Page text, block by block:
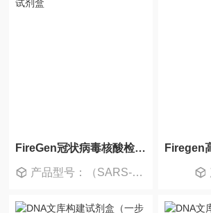
FireGen冠状病毒核酸检测试剂盒
产品型号：（SARS-CoV-2）